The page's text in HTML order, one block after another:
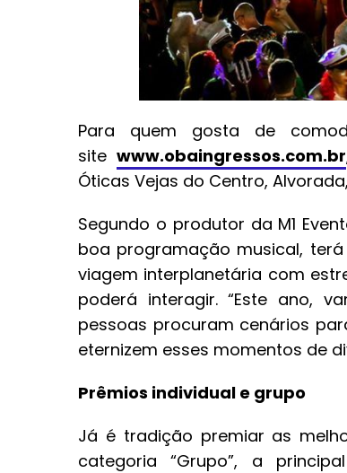
Para quem gosta de
site www.obaingressos.com.br
Óticas Vejas do Centro,
Segundo o produtor da M1
boa programação musical,
viagem interplanetária com
poderá interagir. “Este ano,
pessoas procuram cenários
eternizem esses momentos de
Prêmios individual e grupo
Já é tradição premiar as
categoria “Grupo”, a